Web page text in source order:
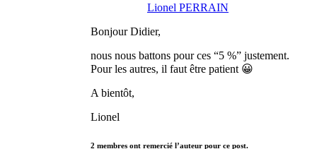
Lionel PERRAIN
Bonjour Didier,
nous nous battons pour ces “5 %” justement.
Pour les autres, il faut être patient 😀
A bientôt,
Lionel
2 membres ont remercié l’auteur pour ce post.